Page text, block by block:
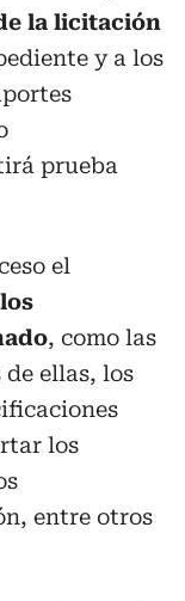
la licitación
y a los
prueba
el
, como las
ellas, los
los
entre otros